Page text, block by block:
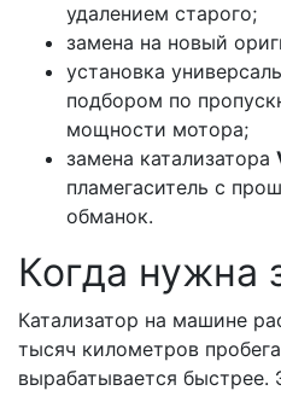
удалением старого;
замена на новый
установка
подбором по
мощности мотора;
замена катализатора
пламегаситель с
обманок.
Когда нужна
Катализатор на машине
тысяч километров
вырабатывается быстрее.